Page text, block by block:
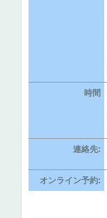
時間
連絡先:
オンライン予約: